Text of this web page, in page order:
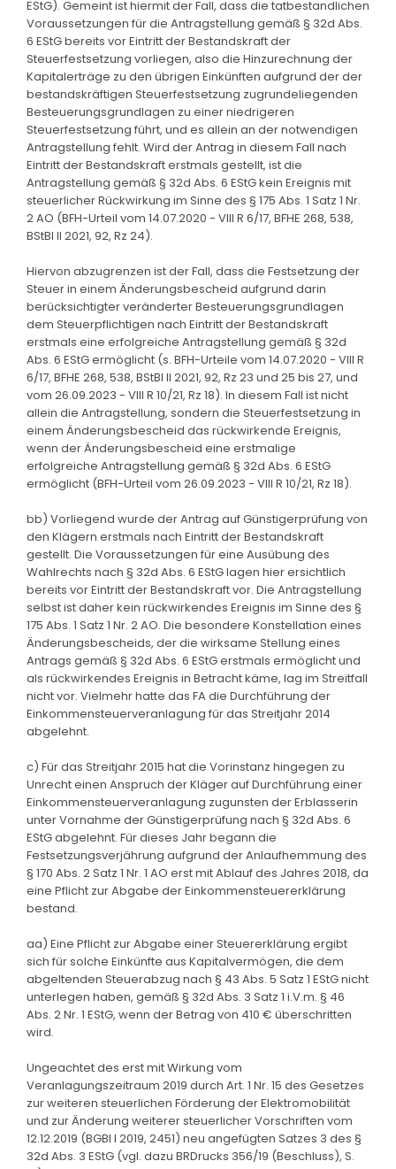
EStG). Gemeint ist hiermit der Fall, dass die tatbestandlichen
Voraussetzungen für die Antragstellung gemäß § 32d Abs.
6 EStG bereits vor Eintritt der Bestandskraft der
Steuerfestsetzung vorliegen, also die Hinzurechnung der
Kapitalerträge zu den übrigen Einkünften aufgrund der der
bestandskräftigen Steuerfestsetzung zugrundeliegenden
Besteuerungsgrundlagen zu einer niedrigeren
Steuerfestsetzung führt, und es allein an der notwendigen
Antragstellung fehlt. Wird der Antrag in diesem Fall nach
Eintritt der Bestandskraft erstmals gestellt, ist die
Antragstellung gemäß § 32d Abs. 6 EStG kein Ereignis mit
steuerlicher Rückwirkung im Sinne des § 175 Abs. 1 Satz 1 Nr.
2 AO (BFH-Urteil vom 14.07.2020 - VIII R 6/17, BFHE 268, 538,
BStBl II 2021, 92, Rz 24).
Hiervon abzugrenzen ist der Fall, dass die Festsetzung der
Steuer in einem Änderungsbescheid aufgrund darin
berücksichtigter veränderter Besteuerungsgrundlagen
dem Steuerpflichtigen nach Eintritt der Bestandskraft
erstmals eine erfolgreiche Antragstellung gemäß § 32d
Abs. 6 EStG ermöglicht (s. BFH-Urteile vom 14.07.2020 - VIII R
6/17, BFHE 268, 538, BStBl II 2021, 92, Rz 23 und 25 bis 27, und
vom 26.09.2023 - VIII R 10/21, Rz 18). In diesem Fall ist nicht
allein die Antragstellung, sondern die Steuerfestsetzung in
einem Änderungsbescheid das rückwirkende Ereignis,
wenn der Änderungsbescheid eine erstmalige
erfolgreiche Antragstellung gemäß § 32d Abs. 6 EStG
ermöglicht (BFH-Urteil vom 26.09.2023 - VIII R 10/21, Rz 18).
bb) Vorliegend wurde der Antrag auf Günstigerprüfung von
den Klägern erstmals nach Eintritt der Bestandskraft
gestellt. Die Voraussetzungen für eine Ausübung des
Wahlrechts nach § 32d Abs. 6 EStG lagen hier ersichtlich
bereits vor Eintritt der Bestandskraft vor. Die Antragstellung
selbst ist daher kein rückwirkendes Ereignis im Sinne des §
175 Abs. 1 Satz 1 Nr. 2 AO. Die besondere Konstellation eines
Änderungsbescheids, der die wirksame Stellung eines
Antrags gemäß § 32d Abs. 6 EStG erstmals ermöglicht und
als rückwirkendes Ereignis in Betracht käme, lag im Streitfall
nicht vor. Vielmehr hatte das FA die Durchführung der
Einkommensteuerveranlagung für das Streitjahr 2014
abgelehnt.
c) Für das Streitjahr 2015 hat die Vorinstanz hingegen zu
Unrecht einen Anspruch der Kläger auf Durchführung einer
Einkommensteuerveranlagung zugunsten der Erblasserin
unter Vornahme der Günstigerprüfung nach § 32d Abs. 6
EStG abgelehnt. Für dieses Jahr begann die
Festsetzungsverjährung aufgrund der Anlaufhemmung des
§ 170 Abs. 2 Satz 1 Nr. 1 AO erst mit Ablauf des Jahres 2018, da
eine Pflicht zur Abgabe der Einkommensteuererklärung
bestand.
aa) Eine Pflicht zur Abgabe einer Steuererklärung ergibt
sich für solche Einkünfte aus Kapitalvermögen, die dem
abgeltenden Steuerabzug nach § 43 Abs. 5 Satz 1 EStG nicht
unterlegen haben, gemäß § 32d Abs. 3 Satz 1 i.V.m. § 46
Abs. 2 Nr. 1 EStG, wenn der Betrag von 410 € überschritten
wird.
Ungeachtet des erst mit Wirkung vom
Veranlagungszeitraum 2019 durch Art. 1 Nr. 15 des Gesetzes
zur weiteren steuerlichen Förderung der Elektromobilität
und zur Änderung weiterer steuerlicher Vorschriften vom
12.12.2019 (BGBl I 2019, 2451) neu angefügten Satzes 3 des §
32d Abs. 3 EStG (vgl. dazu BRDrucks 356/19 (Beschluss), S.